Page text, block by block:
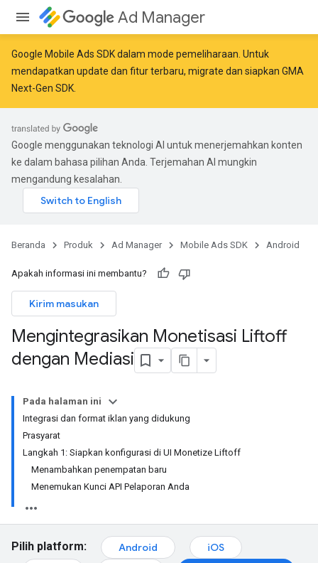
Ad Manager
Google Mobile Ads SDK dalam mode pemeliharaan. Untuk
mendapatkan update dan fitur terbaru, migrate dan siapkan GMA
Next-Gen SDK
Google menggunakan teknologi AI untuk menerjemahkan konten
ke dalam bahasa pilihan Anda. Terjemahan AI mungkin
mengandung kesalahan.
Beranda Produk Ad Manager Mobile Ads SDK Android
Apakah informasi ini membantu?
Kirim masukan
Mengintegrasikan Monetisasi Liftoff
dengan Mediasi
Pada halaman ini
Integrasi dan format iklan yang didukung
Prasyarat
Langkah 1: Siapkan konfigurasi di UI Monetize Liftoff
Menambahkan penempatan baru
Menemukan Kunci API Pelaporan Anda
Pilih platform: Android
iOS